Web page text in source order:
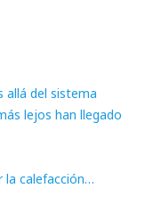
allá del sistema
lejos han llegado
la calefacción…